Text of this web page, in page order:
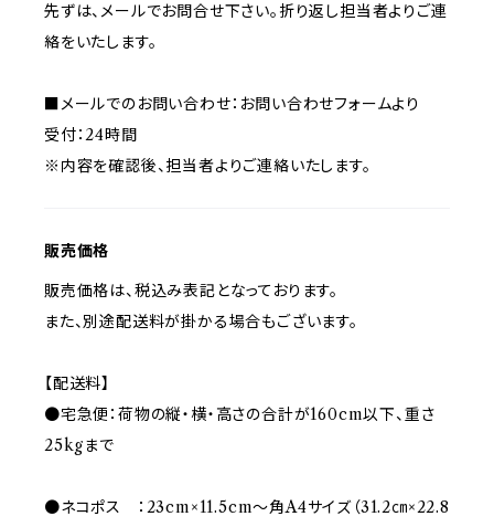
先ずは、メールでお問合せ下さい。折り返し担当者よりご連
絡をいたします。
■メールでのお問い合わせ：お問い合わせフォームより
受付：24時間
※内容を確認後、担当者よりご連絡いたします。
販売価格
販売価格は、税込み表記となっております。
また、別途配送料が掛かる場合もございます。
【配送料】
●宅急便：荷物の縦・横・高さの合計が160cm以下、重さ
25kgまで
●ネコポス ：23cm×11.5cm～角A4サイズ（31.2㎝×22.8